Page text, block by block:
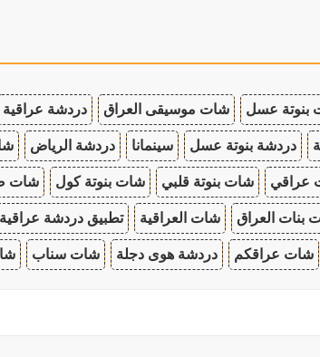
بنوتة عسل شات موسيقى العراق دردشة عراقية
دردشة بنوتة عسل سينمانا دردشة الرياض
عراقي شات بنوتة قلبي شات بنوتة كول شات
بنات العراق شات العراقية تطبيق دردشة عراقية
شات عراقكم دردشة هوى دجلة شات سناب